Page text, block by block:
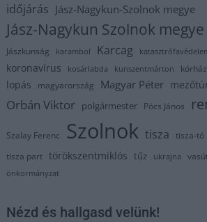
időjárás Jász-Nagykun-Szolnok megye
Jász-Nagykun Szolnok megye
Jászkunság karambol Karcag
koronavírus kosárlabda kunszentmárton kórház
lopás magyarország Magyar Péter
Orbán Viktor polgármester Pócs János
Szalay Ferenc Szolnok tisza tisza-tó
tisza part törökszentmiklós tűz ukrajna
önkormányzat
Nézd és hallgasd velünk!